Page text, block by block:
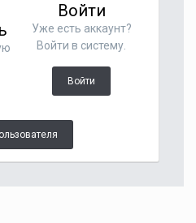
Войти
Уже есть аккаунт?
Войти в систему.
Войти